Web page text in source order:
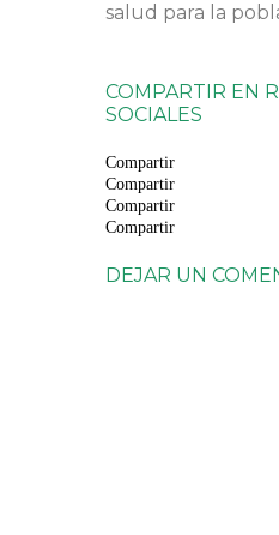
salud para la
COMPARTIR EN
SOCIALES
Compartir
Compartir
Compartir
Compartir
DEJAR UN